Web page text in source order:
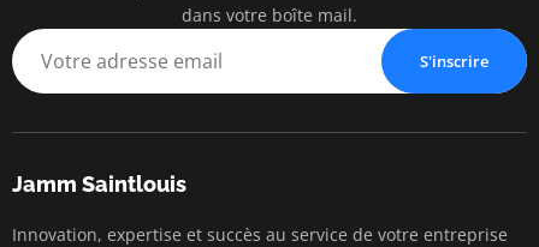
dans votre boîte mail.
S'inscrire
Jamm Saintlouis
Innovation, expertise et succès au service de votre entreprise